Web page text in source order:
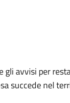
gli avvisi per
succede nel